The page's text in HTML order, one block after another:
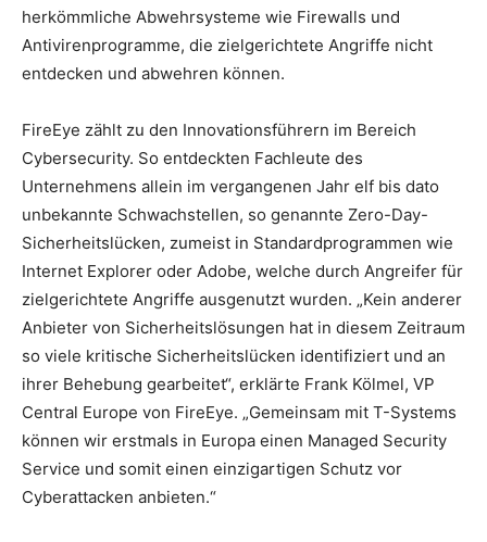
herkömmliche Abwehrsysteme wie Firewalls und
Antivirenprogramme, die zielgerichtete Angriffe nicht
entdecken und abwehren können.
FireEye zählt zu den Innovationsführern im Bereich
Cybersecurity. So entdeckten Fachleute des
Unternehmens allein im vergangenen Jahr elf bis dato
unbekannte Schwachstellen, so genannte Zero-Day-
Sicherheitslücken, zumeist in Standardprogrammen wie
Internet Explorer oder Adobe, welche durch Angreifer für
zielgerichtete Angriffe ausgenutzt wurden. „Kein anderer
Anbieter von Sicherheitslösungen hat in diesem Zeitraum
so viele kritische Sicherheitslücken identifiziert und an
ihrer Behebung gearbeitet“, erklärte Frank Kölmel, VP
Central Europe von FireEye. „Gemeinsam mit T-Systems
können wir erstmals in Europa einen Managed Security
Service und somit einen einzigartigen Schutz vor
Cyberattacken anbieten.“